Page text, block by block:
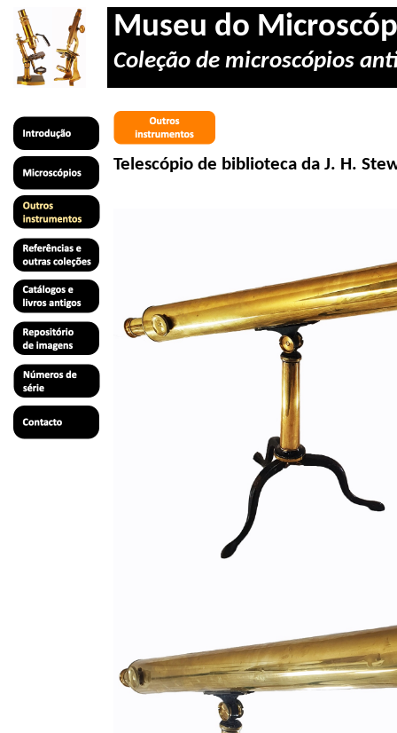
Museu do
Coleção de microscópios
Telescópio de biblioteca da J. H.